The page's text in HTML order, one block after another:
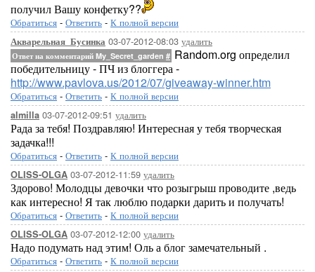
получил Вашу конфетку??
Обратиться - Ответить - К полной версии
Акварельная_Бусинка 03-07-2012-08:03 удалить
Ответ на комментарий My_Secret_garden # Random.org определил
победительницу - ПЧ из блоггера -
http://www.pavlova.us/2012/07/giveaway-winner.htm
Обратиться - Ответить - К полной версии
almilla 03-07-2012-09:51 удалить
Рада за тебя! Поздравляю! Интересная у тебя творческая
задачка!!!
Обратиться - Ответить - К полной версии
OLISS-OLGA 03-07-2012-11:59 удалить
Здорово! Молодцы девочки что розыгрыш проводите ,ведь
как интересно! Я так люблю подарки дарить и получать!
Обратиться - Ответить - К полной версии
OLISS-OLGA 03-07-2012-12:00 удалить
Надо подумать над этим! Оль а блог замечательный .
Обратиться - Ответить - К полной версии